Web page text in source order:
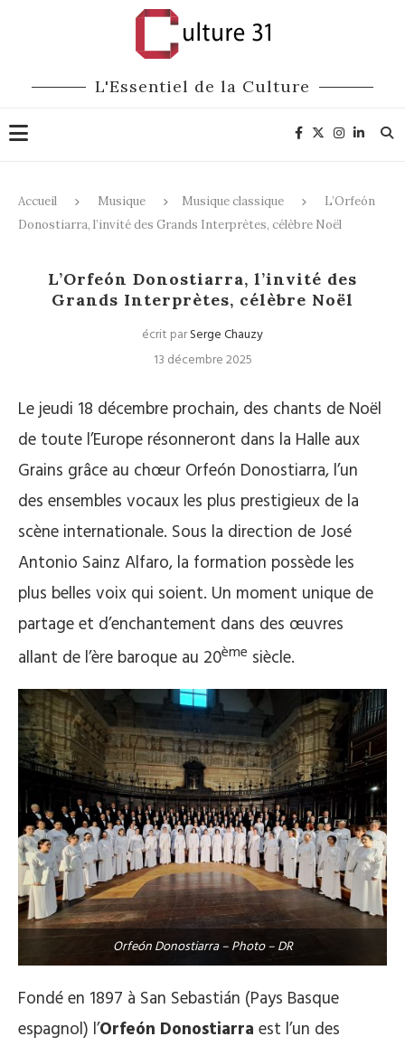
L'Essentiel de la Culture
Accueil Musique Musique classique
L’Orfeón
Donostiarra, l’invité des Grands Interprètes, célèbre Noël
L’Orfeón Donostiarra, l’invité des
Grands Interprètes, célèbre Noël
écrit parSerge Chauzy
13 décembre 2025
Le jeudi 18 décembre prochain, des chants de Noël
de toute l’Europe résonneront dans la Halle aux
Grains grâce au chœur Orfeón Donostiarra, l’un
des ensembles vocaux les plus prestigieux de la
scène internationale. Sous la direction de José
Antonio Sainz Alfaro, la formation possède les
plus belles voix qui soient. Un moment unique de
partage et d’enchantement dans des œuvres
allant de l’ère baroque au 20ème siècle.
Orfeón Donostiarra – Photo – DR
Fondé en 1897 à San Sebastián (Pays Basque
espagnol) l’Orfeón Donostiarra est l’un des